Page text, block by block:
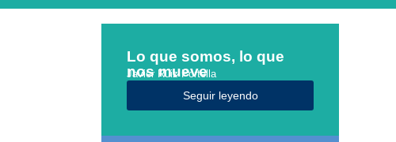
Lo que somos, lo que
nos mueve
Javier Ruiz Portella
Seguir leyendo